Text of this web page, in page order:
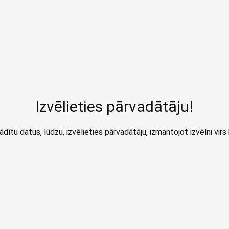
Izvēlieties pārvadātāju!
datus, lūdzu, izvēlieties pārvadātāju, izmantojot izvēlni virs